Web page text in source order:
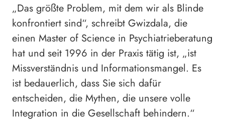
„Das größte Problem, mit dem wir als Blinde
konfrontiert sind“, schreibt Gwizdala, die
einen Master of Science in Psychiatrieberatung
hat und seit 1996 in der Praxis tätig ist, „ist
Missverständnis und Informationsmangel. Es
ist bedauerlich, dass Sie sich dafür
entscheiden, die Mythen, die unsere volle
Integration in die Gesellschaft behindern.“